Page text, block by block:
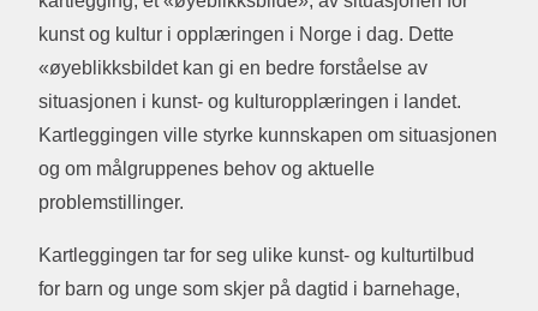
kunst og kultur i opplæringen i Norge i dag. Dette
«øyeblikksbildet kan gi en bedre forståelse av
situasjonen i kunst- og kulturopplæringen i landet.
Kartleggingen ville styrke kunnskapen om situasjonen
og om målgruppenes behov og aktuelle
problemstillinger.
Kartleggingen tar for seg ulike kunst- og kulturtilbud
for barn og unge som skjer på dagtid i barnehage,